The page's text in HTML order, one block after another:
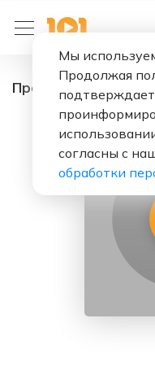
Простор - радио
Мы
Продолжая
согласны с
обработки